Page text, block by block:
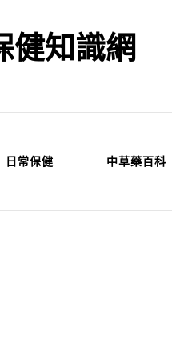
健知識網
日常保健 中草藥百科